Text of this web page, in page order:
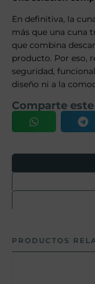
En definitiva, la
más que una cuna
que combina
producto. Por eso,
seguridad,
diseño ni a la
Comparte
PRODUCTOS